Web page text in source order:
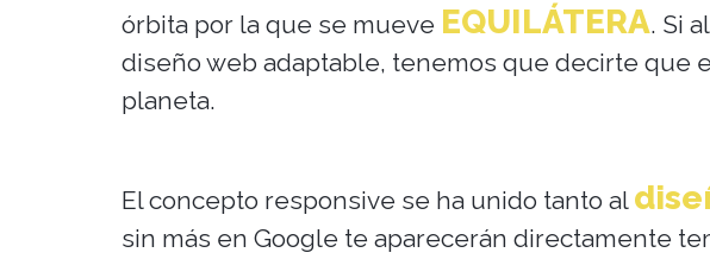
órbita por la que se mueve EQUILÁTERA. Si
diseño web adaptable, tenemos que decirte que
planeta.
El concepto responsive se ha unido tanto al
sin más en Google te aparecerán directamente